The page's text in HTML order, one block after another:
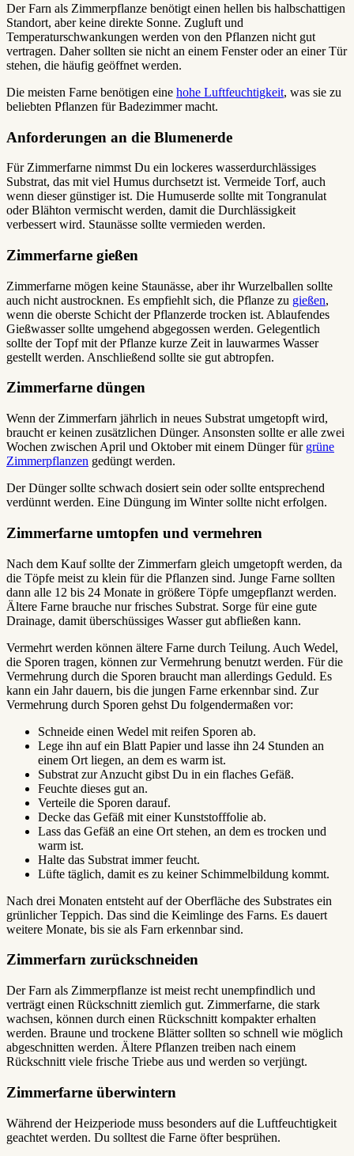
Der Farn als Zimmerpflanze benötigt einen hellen bis halbschattigen
Standort, aber keine direkte Sonne. Zugluft und
Temperaturschwankungen werden von den Pflanzen nicht gut
vertragen. Daher sollten sie nicht an einem Fenster oder an einer Tür
stehen, die häufig geöffnet werden.
Die meisten Farne benötigen eine hohe Luftfeuchtigkeit, was sie zu
beliebten Pflanzen für Badezimmer macht.
Anforderungen an die Blumenerde
Für Zimmerfarne nimmst Du ein lockeres wasserdurchlässiges
Substrat, das mit viel Humus durchsetzt ist. Vermeide Torf, auch
wenn dieser günstiger ist. Die Humuserde sollte mit Tongranulat
oder Blähton vermischt werden, damit die Durchlässigkeit
verbessert wird. Staunässe sollte vermieden werden.
Zimmerfarne gießen
Zimmerfarne mögen keine Staunässe, aber ihr Wurzelballen sollte
auch nicht austrocknen. Es empfiehlt sich, die Pflanze zu gießen,
wenn die oberste Schicht der Pflanzerde trocken ist. Ablaufendes
Gießwasser sollte umgehend abgegossen werden. Gelegentlich
sollte der Topf mit der Pflanze kurze Zeit in lauwarmes Wasser
gestellt werden. Anschließend sollte sie gut abtropfen.
Zimmerfarne düngen
Wenn der Zimmerfarn jährlich in neues Substrat umgetopft wird,
braucht er keinen zusätzlichen Dünger. Ansonsten sollte er alle zwei
Wochen zwischen April und Oktober mit einem Dünger für grüne
Zimmerpflanzen gedüngt werden.
Der Dünger sollte schwach dosiert sein oder sollte entsprechend
verdünnt werden. Eine Düngung im Winter sollte nicht erfolgen.
Zimmerfarne umtopfen und vermehren
Nach dem Kauf sollte der Zimmerfarn gleich umgetopft werden, da
die Töpfe meist zu klein für die Pflanzen sind. Junge Farne sollten
dann alle 12 bis 24 Monate in größere Töpfe umgepflanzt werden.
Ältere Farne brauche nur frisches Substrat. Sorge für eine gute
Drainage, damit überschüssiges Wasser gut abfließen kann.
Vermehrt werden können ältere Farne durch Teilung. Auch Wedel,
die Sporen tragen, können zur Vermehrung benutzt werden. Für die
Vermehrung durch die Sporen braucht man allerdings Geduld. Es
kann ein Jahr dauern, bis die jungen Farne erkennbar sind. Zur
Vermehrung durch Sporen gehst Du folgendermaßen vor:
Schneide einen Wedel mit reifen Sporen ab.
Lege ihn auf ein Blatt Papier und lasse ihn 24 Stunden an
einem Ort liegen, an dem es warm ist.
Substrat zur Anzucht gibst Du in ein flaches Gefäß.
Feuchte dieses gut an.
Verteile die Sporen darauf.
Decke das Gefäß mit einer Kunststofffolie ab.
Lass das Gefäß an eine Ort stehen, an dem es trocken und
warm ist.
Halte das Substrat immer feucht.
Lüfte täglich, damit es zu keiner Schimmelbildung kommt.
Nach drei Monaten entsteht auf der Oberfläche des Substrates ein
grünlicher Teppich. Das sind die Keimlinge des Farns. Es dauert
weitere Monate, bis sie als Farn erkennbar sind.
Zimmerfarn zurückschneiden
Der Farn als Zimmerpflanze ist meist recht unempfindlich und
verträgt einen Rückschnitt ziemlich gut. Zimmerfarne, die stark
wachsen, können durch einen Rückschnitt kompakter erhalten
werden. Braune und trockene Blätter sollten so schnell wie möglich
abgeschnitten werden. Ältere Pflanzen treiben nach einem
Rückschnitt viele frische Triebe aus und werden so verjüngt.
Zimmerfarne überwintern
Während der Heizperiode muss besonders auf die Luftfeuchtigkeit
geachtet werden. Du solltest die Farne öfter besprühen.